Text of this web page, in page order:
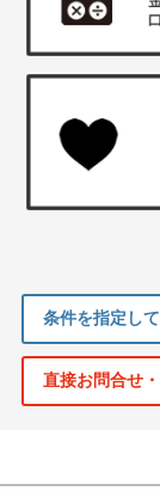
条件を指定し
直接お問合せ